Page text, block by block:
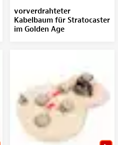
vorverdrahteter
Kabelbaum für Stratocaster
im Golden Age